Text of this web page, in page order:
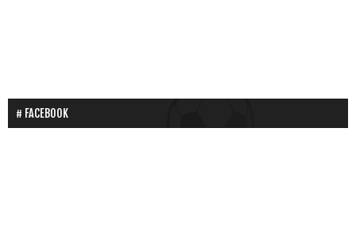
FACEBOOK